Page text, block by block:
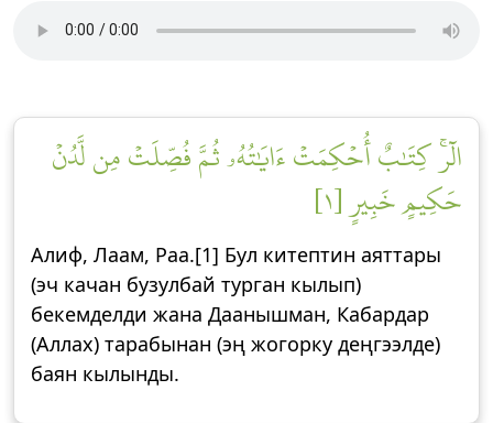
الٓرۚ كِتَٰبٌ أُحۡكِمَتۡ ءَايَٰتُهُۥ ثُمَّ فُصِّلَتۡ مِن لَّدُنۡ
حَكِيمٍ خَبِيرٍ [١]
Алиф, Лаам, Раа.[1] Бул китептин аяттары
(эч качан бузулбай турган кылып)
бекемделди жана Даанышман, Кабардар
(Аллах) тарабынан (эң жогорку деңгээлде)
баян кылынды.